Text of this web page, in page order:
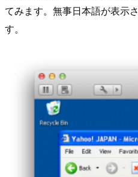
てみます。無事日本語が表示
す。